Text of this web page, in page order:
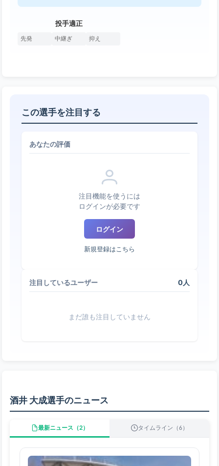
投手適正
先発 中継ぎ 抑え
この選手を注目する
あなたの評価
注目機能を使うには
ログインが必要です
ログイン
新規登録はこちら
注目しているユーザー 0人
まだ誰も注目していません
酒井 大成選手のニュース
最新ニュース（2） タイムライン（6）